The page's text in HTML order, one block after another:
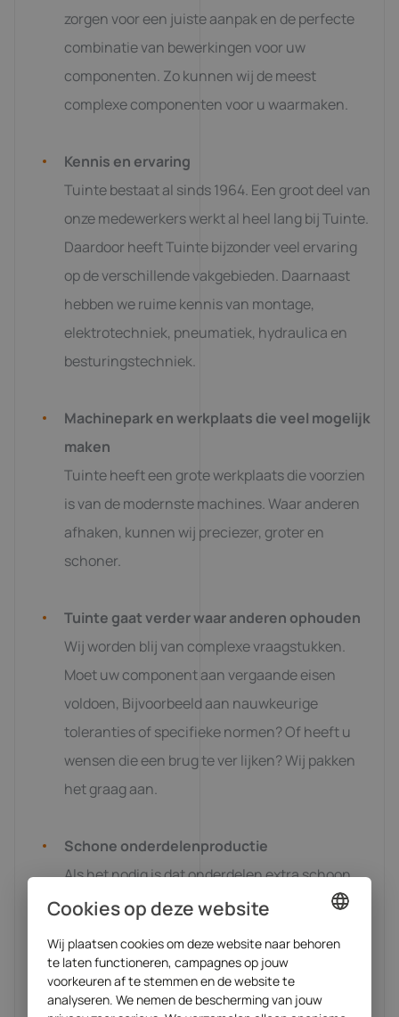
zorgen voor een juiste aanpak en de perfecte
combinatie van bewerkingen voor uw
componenten. Zo kunnen wij de meest
complexe componenten voor u waarmaken.
Kennis en ervaring
Tuinte bestaat al sinds 1964. Een groot deel van
onze medewerkers werkt al heel lang bij Tuinte.
Daardoor heeft Tuinte bijzonder veel ervaring
op de verschillende vakgebieden. Daarnaast
hebben we ruime kennis van montage,
elektrotechniek, pneumatiek, hydraulica en
besturingstechniek.
Machinepark en werkplaats die veel mogelijk
maken
Tuinte heeft een grote werkplaats die voorzien
is van de modernste machines. Waar anderen
afhaken, kunnen wij preciezer, groter en
schoner.
Tuinte gaat verder waar anderen ophouden
Wij worden blij van complexe vraagstukken.
Moet uw component aan vergaande eisen
voldoen, Bijvoorbeeld aan nauwkeurige
toleranties of specifieke normen? Of heeft u
wensen die een brug te ver lijken? Wij pakken
het graag aan.
Schone onderdelenproductie
Als het nodig is dat onderdelen extra schoon
worden vervaardigd, bijvoorbeeld om
daaraan voldoen. We kunnen extra
reinigingsstappen toevoegen en de onderdelen
DUTCH
ENGLISH
Cookies op deze website
Wij plaatsen cookies om deze website naar behoren
te laten functioneren, campagnes op jouw
voorkeuren af te stemmen en de website te
analyseren. We nemen de bescherming van jouw